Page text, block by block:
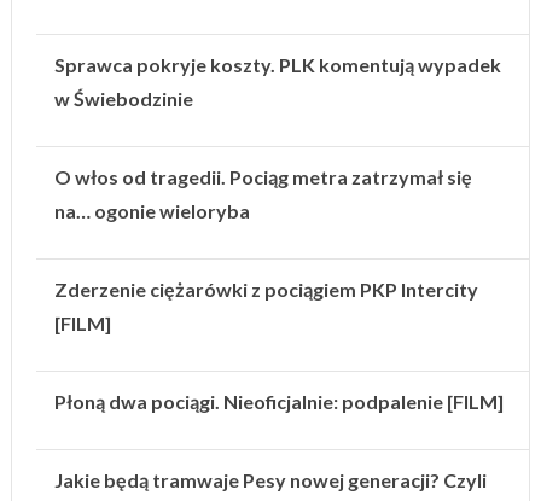
Sprawca pokryje koszty. PLK komentują wypadek
w Świebodzinie
O włos od tragedii. Pociąg metra zatrzymał się
na… ogonie wieloryba
Zderzenie ciężarówki z pociągiem PKP Intercity
[FILM]
Płoną dwa pociągi. Nieoficjalnie: podpalenie [FILM]
Jakie będą tramwaje Pesy nowej generacji? Czyli